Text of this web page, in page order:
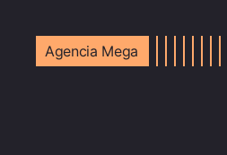
Agencia Mega